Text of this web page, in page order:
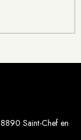
Saint-Chef en